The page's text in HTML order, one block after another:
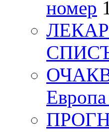
номер
Европа